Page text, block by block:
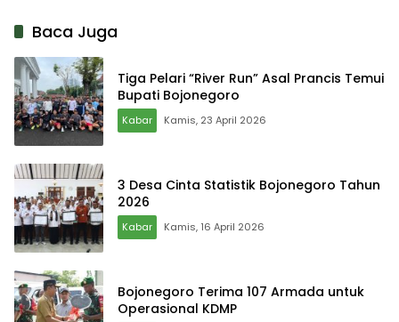
Baca Juga
Tiga Pelari “River Run” Asal Prancis Temui
Bupati Bojonegoro
Kabar Kamis, 23 April 2026
3 Desa Cinta Statistik Bojonegoro Tahun
2026
Kabar Kamis, 16 April 2026
Bojonegoro Terima 107 Armada untuk
Operasional KDMP